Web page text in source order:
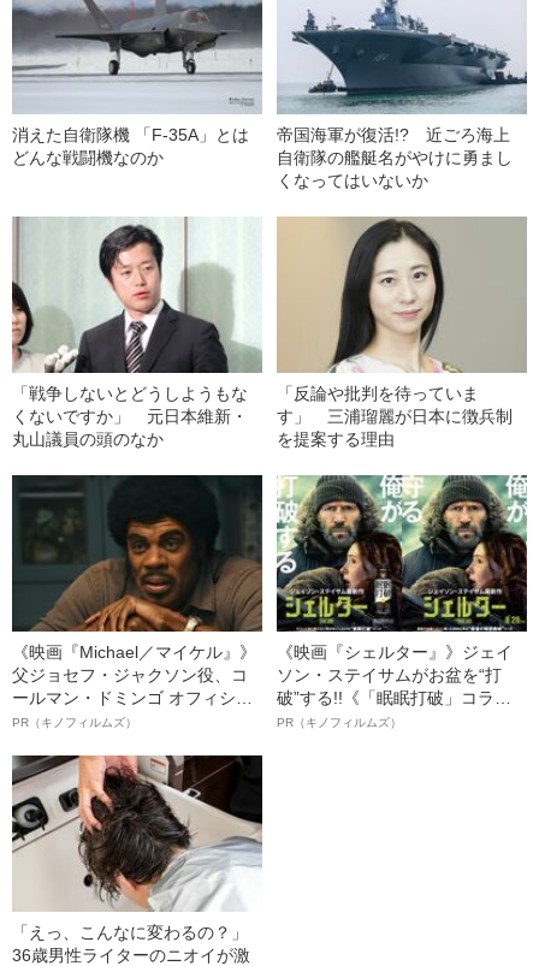
消えた自衛隊機 「F-35A」とは
どんな戦闘機なのか
帝国海軍が復活!? 近ごろ海上
自衛隊の艦艇名がやけに勇まし
くなってはいないか
「戦争しないとどうしようもな
くないですか」 元日本維新・
丸山議員の頭のなか
「反論や批判を待っていま
す」 三浦瑠麗が日本に徴兵制
を提案する理由
《映画『Michael／マイケル』》
父ジョセフ・ジャクソン役、コ
ールマン・ドミンゴ オフィシャ
ルインタビュー“観客を魅了した
語る”《日本興収70億円突破》
PR（キノフィルムズ）
《映画『シェルター』》ジェイ
ソン・ステイサムがお盆を“打
破”する!!《「眠眠打破」コラ
ボ》
PR（キノフィルムズ）
「えっ、こんなに変わるの？」
36歳男性ライターのニオイが激